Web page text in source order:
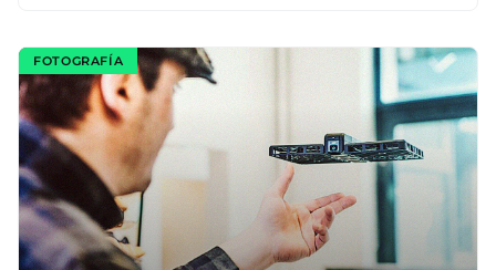
FOTOGRAFÍA